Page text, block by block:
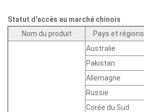
Statut d'accès au marché chinois
Nom du produit
Pays et régions
Australie
Pakistan
Allemagne
Russie
Corée du Sud